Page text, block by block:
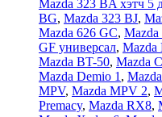
Mazda 323 BA хэтч 5
BG, Mazda 323 BJ,
Mazda 626 GC,
GF универсал, Mazda
Mazda BT-50, Mazda
Mazda Demio 1 ,
MPV, Mazda MPV 2,
Premacy, Mazda RX8,